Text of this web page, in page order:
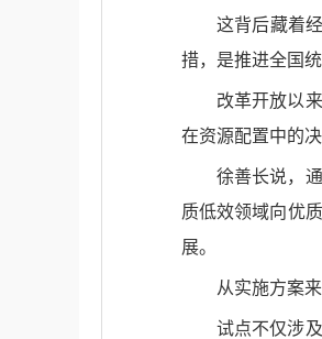
这背后藏着
措，是推进全国
改革开放以
在资源配置中的决
徐善长说，
质低效领域向优
展。
从实施方案
试点不仅涉